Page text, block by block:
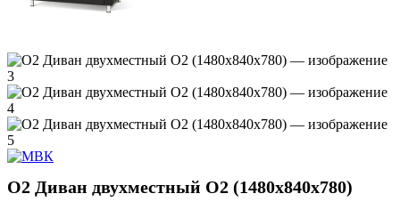
O2 Диван двухместный O2 (1480х840х780)